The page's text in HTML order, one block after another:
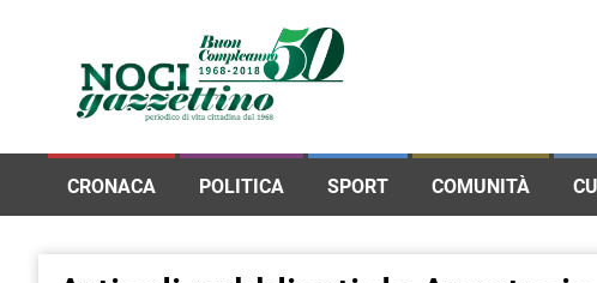
CRONACA POLITICA SPORT COMUNITÀ